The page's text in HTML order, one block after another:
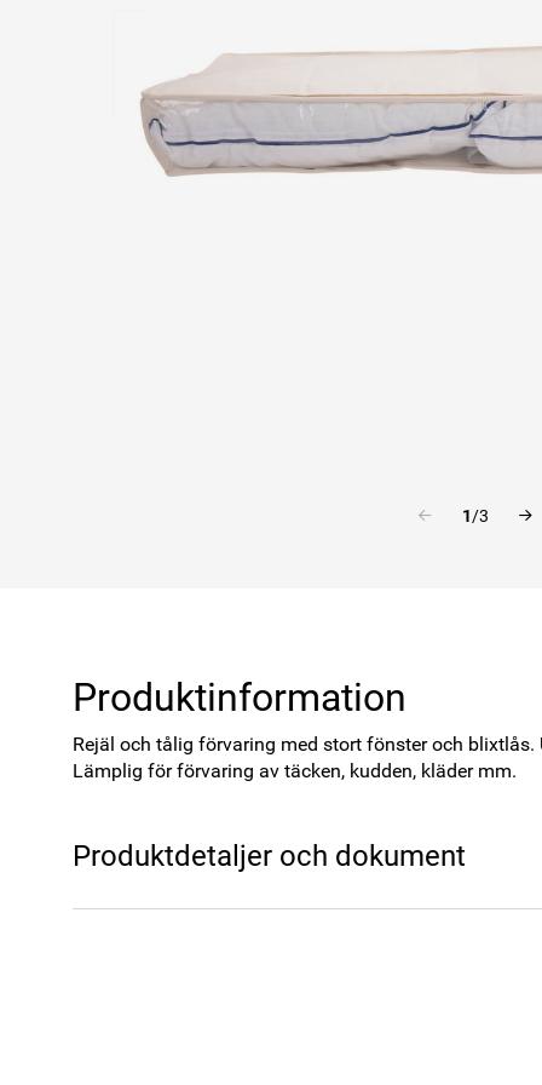
1/3
Produktinformation
Rejäl och tålig förvaring med stort fönster och
Lämplig för förvaring av täcken, kudden, kläder mm.
Produktdetaljer och dokument